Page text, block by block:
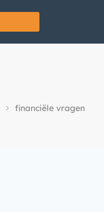
financiële vragen